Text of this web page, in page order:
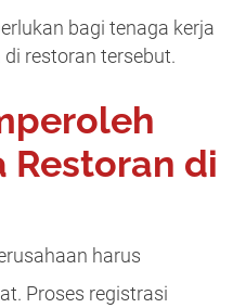
bagi tenaga kerja
restoran tersebut.
Restoran di
harus
Proses registrasi